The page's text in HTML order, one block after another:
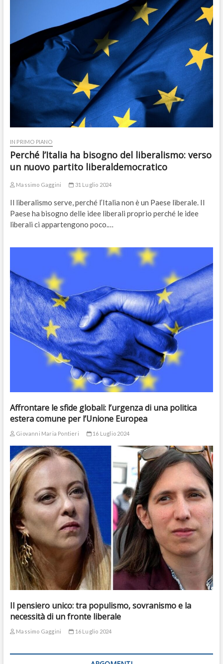
IN PRIMO PIANO
Perché l’Italia ha bisogno del liberalismo: verso
un nuovo partito liberaldemocratico
Massimo Gaggini 31 Luglio 2024
Il liberalismo serve, perché l’Italia non è un Paese liberale. Il
Paese ha bisogno delle idee liberali proprio perché le idee
liberali ci appartengono poco.…
Affrontare le sfide globali: l’urgenza di una politica
estera comune per l’Unione Europea
Giovanni Maria Pontieri 16 Luglio 2024
Il pensiero unico: tra populismo, sovranismo e la
necessità di un fronte liberale
Massimo Gaggini 16 Luglio 2024